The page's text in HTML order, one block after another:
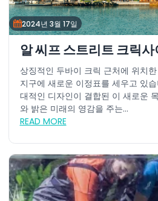
2024년 3월 17일
알 씨프 스트리트 크릭
상징적인 두바이 크릭 근처에 위치
지구에 새로운 이정표를 세우고 있
대적인 디자인이 결합된 이 새로운
와 밝은 미래의 영감을 주는...
READ MORE